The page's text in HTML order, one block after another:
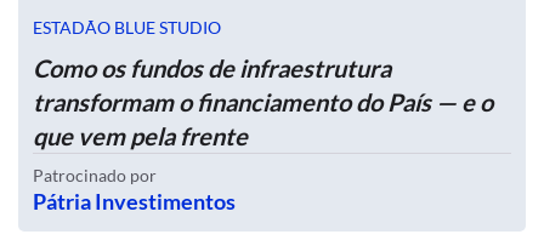
ESTADÃO BLUE STUDIO
Como os fundos de infraestrutura
transformam o financiamento do País — e o
que vem pela frente
Patrocinado por
Pátria Investimentos